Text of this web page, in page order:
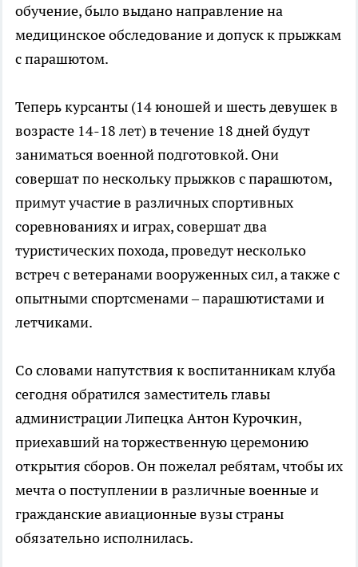
обучение, было выдано направление на
медицинское обследование и допуск к прыжкам
с парашютом.
Теперь курсанты (14 юношей и шесть девушек в
возрасте 14-18 лет) в течение 18 дней будут
заниматься военной подготовкой. Они
совершат по нескольку прыжков с парашютом,
примут участие в различных спортивных
соревнованиях и играх, совершат два
туристических похода, проведут несколько
встреч с ветеранами вооруженных сил, а также с
опытными спортсменами – парашютистами и
летчиками.
Со словами напутствия к воспитанникам клуба
сегодня обратился заместитель главы
администрации Липецка Антон Курочкин,
приехавший на торжественную церемонию
открытия сборов. Он пожелал ребятам, чтобы их
мечта о поступлении в различные военные и
гражданские авиационные вузы страны
обязательно исполнилась.